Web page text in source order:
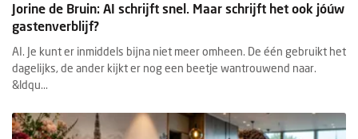
Jorine de Bruin: AI schrijft snel. Maar schrijft het ook jóúw
gastenverblijf?
AI. Je kunt er inmiddels bijna niet meer omheen. De één gebruikt het
dagelijks, de ander kijkt er nog een beetje wantrouwend naar.
&ldqu...